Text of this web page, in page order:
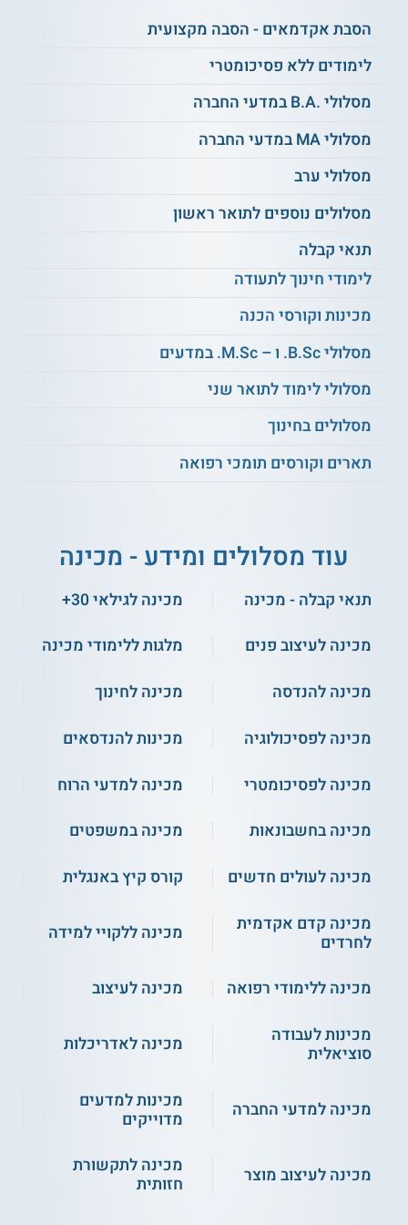
צוות האתר. למען הסר ספק בין האתר למוסד
הלימודים לא מתקיים קשר מכל סוג שהוא.
למידע נוסף לחצו:מכללת אחוה- המכללה
הסבת אקדמאים - הסבה מקצועית
לימודים ללא פסיכומטרי
מסלולי .B.A במדעי החברה
מסלולי MA במדעי החברה
מסלולי ערב
מסלולים נוספים לתואר ראשון
תנאי קבלה
לימודי חינוך לתעודה
מכינות וקורסי הכנה
מסלולי B.Sc. ו – M.Sc. במדעים
מסלולי לימוד לתואר שני
מסלולים בחינוך
תארים וקורסים תומכי רפואה
עוד מסלולים ומידע - מכינה
תנאי קבלה - מכינה
מכינה לגילאי 30+
מכינה לעיצוב פנים
מלגות ללימודי מכינה
מכינה להנדסה
מכינה לחינוך
מכינה לפסיכולוגיה
מכינות להנדסאים
מכינה לפסיכומטרי
מכינה למדעי הרוח
מכינה בחשבונאות
מכינה במשפטים
מכינה לעולים חדשים
קורס קיץ באנגלית
מכינה קדם אקדמית
לחרדים
מכינה ללקויי למידה
מכינה ללימודי רפואה
מכינה לעיצוב
מכינות לעבודה
סוציאלית
מכינה לאדריכלות
מכינה למדעי החברה
מכינות למדעים
מדוייקים
מכינה לעיצוב מוצר
מכינה לתקשורת
חזותית